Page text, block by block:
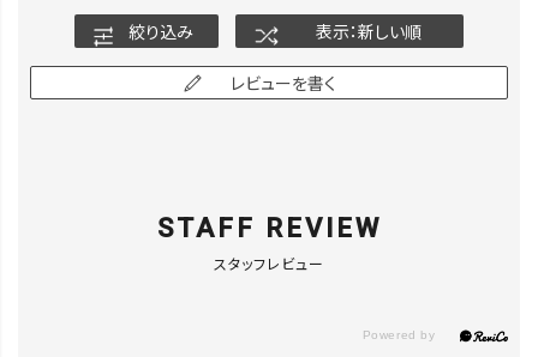
ブラック／S
▲ 残りわずか
カートに入れる
絞り込み 表示：新しい順
レビューを書く
STAFF REVIEW
スタッフレビュー